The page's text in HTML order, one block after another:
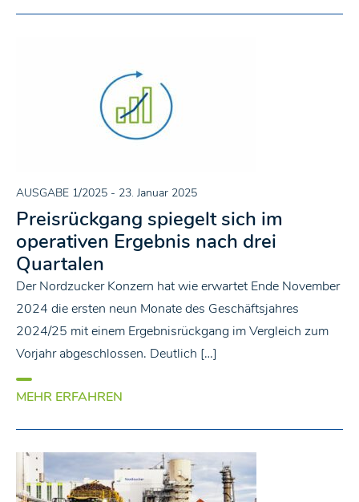
AUSGABE 1/2025 - 23. Januar 2025
Preisrückgang spiegelt sich im
operativen Ergebnis nach drei
Quartalen
Der Nordzucker Konzern hat wie erwartet Ende November
2024 die ersten neun Monate des Geschäftsjahres
2024/25 mit einem Ergebnisrückgang im Vergleich zum
Vorjahr abgeschlossen. Deutlich […]
MEHR ERFAHREN